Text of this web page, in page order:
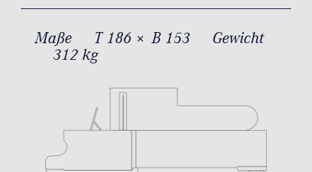
Maße T 186 × B 153
Gewicht
312 kg